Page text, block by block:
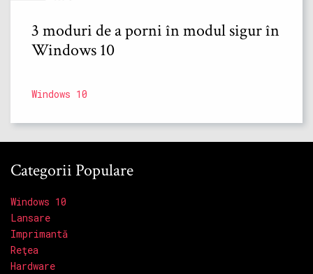
3 moduri de a porni în modul sigur în
Windows 10
Windows 10
Categorii Populare
Windows 10
Lansare
Imprimantă
Reţea
Hardware